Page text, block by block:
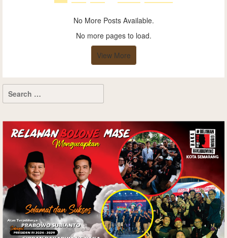
No More Posts Available.
No more pages to load.
View More